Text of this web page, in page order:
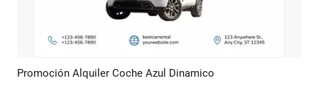
Previsualizar Crear IA
Promoción Alquiler Coche Azul Dinamico